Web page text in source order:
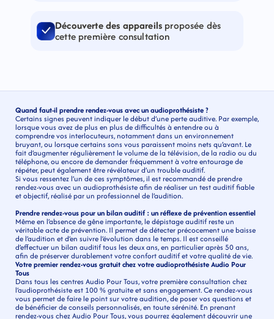
Découverte des appareils proposée dès
cette première consultation
Quand faut-il prendre rendez-vous avec un audioprothésiste ?
Certains signes peuvent indiquer le début d’une perte auditive. Par exemple,
lorsque vous avez de plus en plus de difficultés à entendre ou à
comprendre vos interlocuteurs, notamment dans un environnement
bruyant, ou lorsque certains sons vous paraissent moins nets qu’avant. Le
fait d’augmenter régulièrement le volume de la télévision, de la radio ou du
téléphone, ou encore de demander fréquemment à votre entourage de
répéter, peut également être révélateur d’un trouble auditif.
Si vous ressentez l’un de ces symptômes, il est recommandé de prendre
rendez-vous avec un audioprothésiste afin de réaliser un test auditif fiable
et objectif, réalisé par un professionnel de l’audition.
Prendre rendez-vous pour un bilan auditif : un réflexe de prévention essentiel
Même en l’absence de gêne importante, le dépistage auditif reste un
véritable acte de prévention. Il permet de détecter précocement une baisse
de l’audition et d’en suivre l’évolution dans le temps. Il est conseillé
d’effectuer un bilan auditif tous les deux ans, en particulier après 50 ans,
afin de préserver durablement votre confort auditif et votre qualité de vie.
Votre premier rendez-vous gratuit chez votre audioprothésiste Audio Pour
Tous
Dans tous les centres Audio Pour Tous, votre première consultation chez
l’audioprothésiste est 100 % gratuite et sans engagement. Ce rendez-vous
vous permet de faire le point sur votre audition, de poser vos questions et
de bénéficier de conseils personnalisés, en toute sérénité. En prenant
rendez-vous chez Audio Pour Tous, vous pourrez également découvrir une